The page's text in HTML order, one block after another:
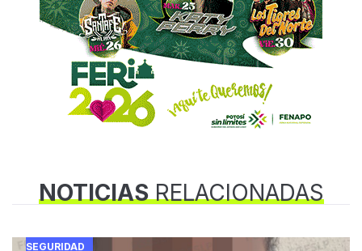
NOTICIASRELACIONADAS
SEGURIDAD